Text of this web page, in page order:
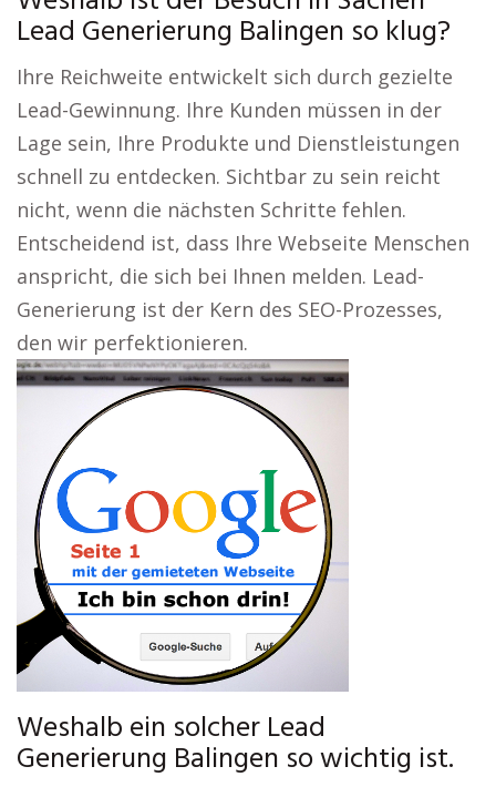
Lead Generierung Balingen so klug?
Ihre Reichweite entwickelt sich durch gezielte
Lead-Gewinnung. Ihre Kunden müssen in der
Lage sein, Ihre Produkte und Dienstleistungen
schnell zu entdecken. Sichtbar zu sein reicht
nicht, wenn die nächsten Schritte fehlen.
Entscheidend ist, dass Ihre Webseite Menschen
anspricht, die sich bei Ihnen melden. Lead-
Generierung ist der Kern des SEO-Prozesses,
den wir perfektionieren.
Weshalb ein solcher Lead
Generierung Balingen so wichtig ist.